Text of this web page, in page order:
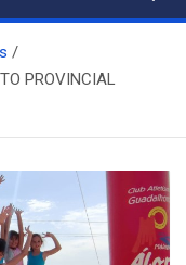
PROVINCIAL